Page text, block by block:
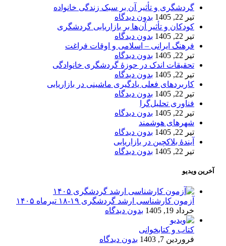
گردشگری و تأثیر آن بر سبک زندگی خانواده
تیر 22, 1405
بدون دیدگاه
کودکان و تأثیر آن‌ها بر بازاریابی گردشگری
تیر 22, 1405
بدون دیدگاه
فرهنگ ایرانی – اسلامی و اوقات فراغت
تیر 22, 1405
بدون دیدگاه
تحقیقات اندک در حوزۀ گردشگری خانوادگی
تیر 22, 1405
بدون دیدگاه
کاربردهای فعلی یادگیری ماشینی در بازاریابی
تیر 22, 1405
بدون دیدگاه
فناوری تحلیل‌گرا
تیر 22, 1405
بدون دیدگاه
شهرهای هوشمند
تیر 22, 1405
بدون دیدگاه
آیندۀ بلاکچین در بازاریابی
تیر 22, 1405
بدون دیدگاه
آخرین ویدیو
آزمون کارشناسی ارشد گردشگری ۱۹-۱۸ تیرماه ۱۴۰۵
خرداد 19, 1405
بدون دیدگاه
کتاب و کتابخوانی
فروردین 7, 1403
بدون دیدگاه